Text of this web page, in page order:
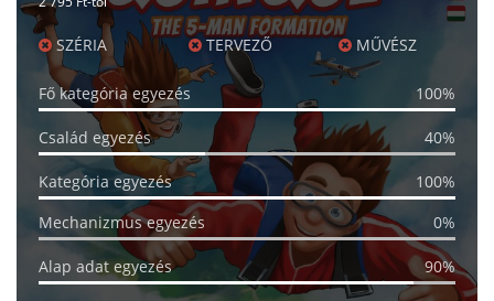
SZÉRIA TERVEZŐ MŰVÉSZ
Fő kategória egyezés 100%
Család egyezés 40%
Kategória egyezés
100%
Mechanizmus egyezés
0%
Alap adat egyezés 90%